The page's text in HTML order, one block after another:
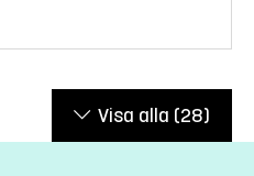
Visa alla (28)